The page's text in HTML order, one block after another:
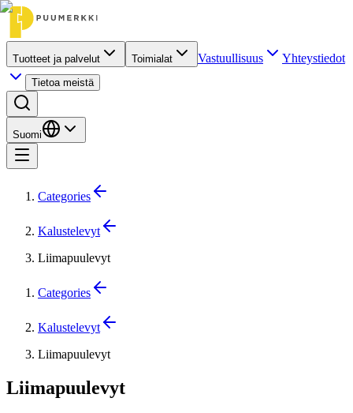
Tuotteet ja palvelut Toimialat Vastuullisuus Yhteystiedot
Tietoa meistä
Suomi
Categories
Kalustelevyt
Liimapuulevyt
Categories
Kalustelevyt
Liimapuulevyt
Liimapuulevyt